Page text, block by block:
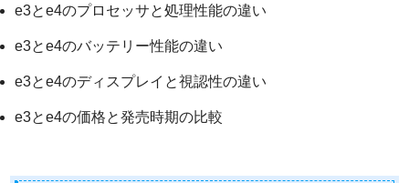
e3とe4のプロセッサと処理性能の違い
e3とe4のバッテリー性能の違い
e3とe4のディスプレイと視認性の違い
e3とe4の価格と発売時期の比較